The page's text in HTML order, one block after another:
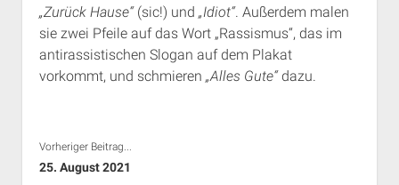
Rechte Termine München
Über a.i.d.a.
RSS-Feeds, Twitter & Facebook
Bibliothek
„Zurück Hause“(sic!) und „Idiot“. Außerdem malen
sie zwei Pfeile auf das Wort „Rassismus“, das im
antirassistischen Slogan auf dem Plakat
vorkommt, und schmieren „Alles Gute“dazu.
Vorheriger Beitrag...
25. August 2021